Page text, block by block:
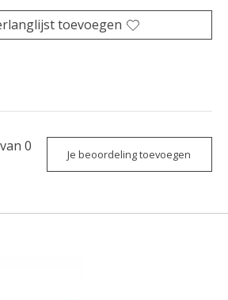
toevoegen
0
Je beoordeling toevoegen